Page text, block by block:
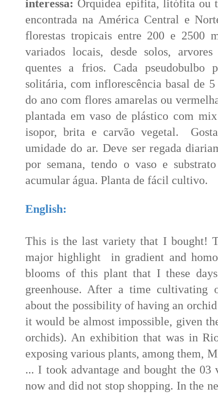
interessa: Orquídea epífita, litófita ou
encontrada na América Central e
florestas tropicais entre 200 e 2500
variados locais, desde solos,
quentes a frios. Cada pseudobulbo
solitária, com inflorescência basal de
do ano com flores amarelas ou
plantada em vaso de plástico com
isopor, brita e carvão vegetal.
umidade do ar. Deve ser regada
por semana, tendo o vaso e
acumular água. Planta de fácil cultivo.
English:
This is the last variety that I bought!
major highlight in gradient and
blooms of this plant that I these
greenhouse. After a time cultivating
about the possibility of having an
it would be almost impossible, given
orchids). An exhibition that was in
exposing various plants, among them,
... I took advantage and bought the
now and did not stop shopping. In the